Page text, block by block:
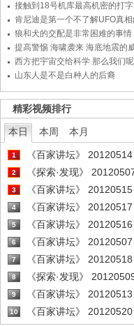
接触到18号机库最高机密的打
肯尼迪是第一个不了解UFO真
狼和犬的交配是非常困难的事情
提高警惕 海啸袭来 海底地震的
西方把宇宙交给科学 那么我们呢
山东人是不是白种人的后裔
精彩视频排行
本日 本周 本月
1 《百家讲坛》 20120514
2 《探索·发现》
3 《百家讲坛》 20120515
4 《百家讲坛》 20120517
5 《百家讲坛》 20120516
6 《百家讲坛》 20120507
7 《百家讲坛》 20120518
8 《探索·发现》
9 《百家讲坛》 20120513
10 《百家讲坛》 20120520